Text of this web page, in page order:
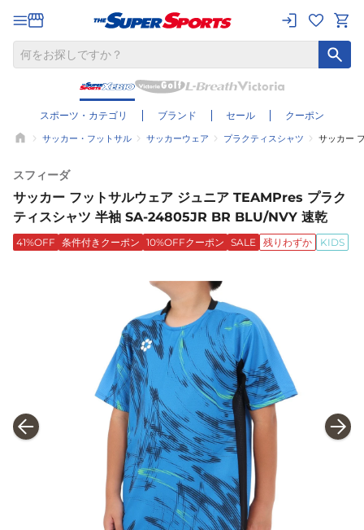
スポーツ・カテゴリ ブランド セール クーポン
サッカー・フットサル サッカーウェア プラクティスシャツ サッカー
スフィーダ
サッカー フットサルウェア ジュニア TEAMPres プラク
ティスシャツ 半袖 SA-24805JR BR BLU/NVY 速乾
41%OFF 条件付きクーポン 10%OFFクーポン SALE 残りわずか KIDS